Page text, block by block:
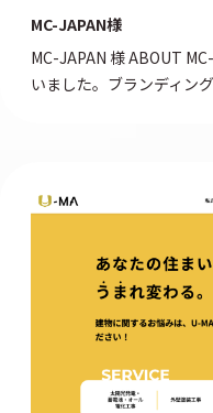
MC-JAPAN様
MC-JAPAN 様 ABOUT
いました。ブランディン